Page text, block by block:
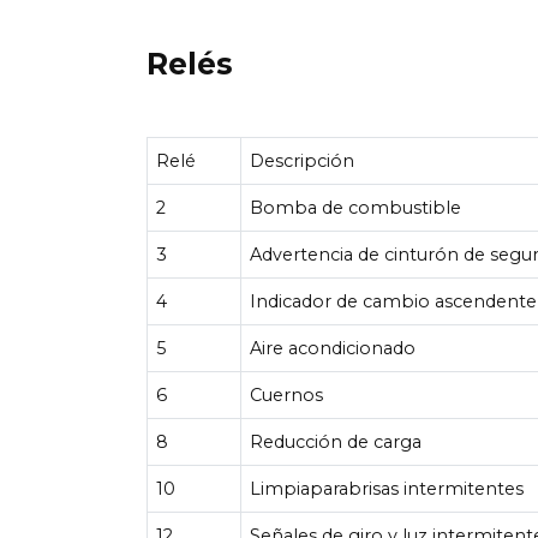
Relés
Relé Descripción
2 Bomba de combustible
3 Advertencia de cinturón de
4 Indicador de cambio ascendente
5 Aire acondicionado
6 Cuernos
8 Reducción de carga
10 Limpiaparabrisas intermitentes